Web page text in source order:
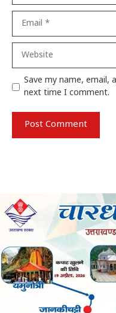
Website
Save my name, email,
next time I comment.